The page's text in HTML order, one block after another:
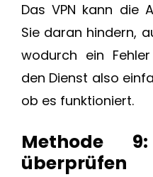
Das VPN kann die
Sie daran hindern,
wodurch ein
den Dienst also
ob es funktioniert.
Methode
überprüfen